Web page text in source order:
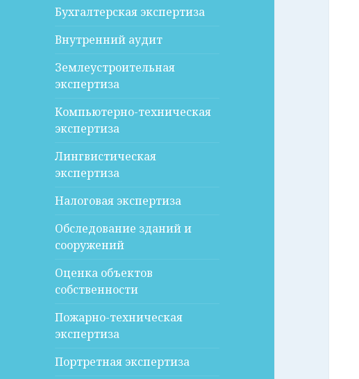
Бухгалтерская экспертиза
Внутренний аудит
Землеустроительная
экспертиза
Компьютерно-техническая
экспертиза
Лингвистическая
экспертиза
Налоговая экспертиза
Обследование зданий и
сооружений
Оценка объектов
собственности
Пожарно-техническая
экспертиза
Портретная экспертиза